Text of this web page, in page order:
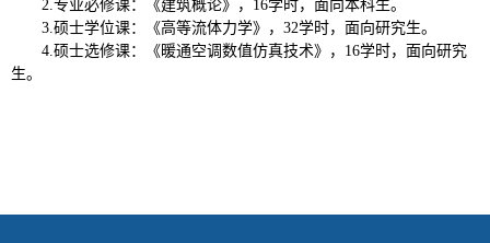
2.专业必修课：《建筑概论》，16学时，面向本科生。
3.硕士学位课：《高等流体力学》，32学时，面向研究生。
4.硕士选修课：《暖通空调数值仿真技术》，16学时，面向研究
生。